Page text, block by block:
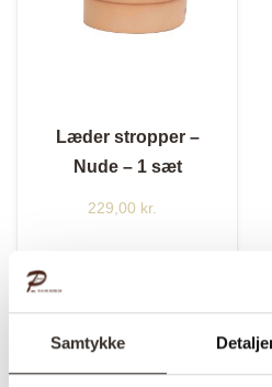
Samtykke
Læder stropper –
Nude – 1 sæt
229,00 kr.
Mere om